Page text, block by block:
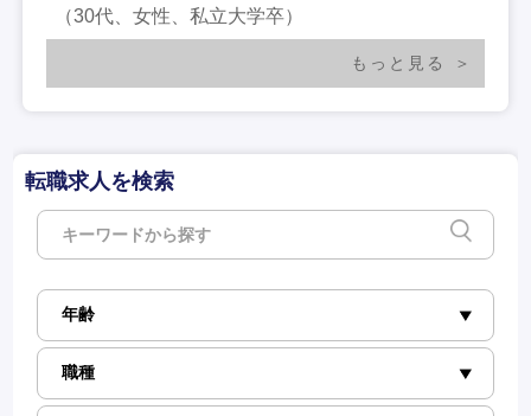
（30代、女性、私立大学卒）
もっと見る
転職求人を検索